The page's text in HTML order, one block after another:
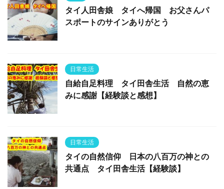
タイ人田舎娘 タイへ帰国 お父さんパ
スポートのサインありがとう
日常生活
自給自足料理 タイ田舎生活 自然の恵
みに感謝【経験談と感想】
日常生活
タイの自然信仰 日本の八百万の神との
共通点 タイ田舎生活【経験談】